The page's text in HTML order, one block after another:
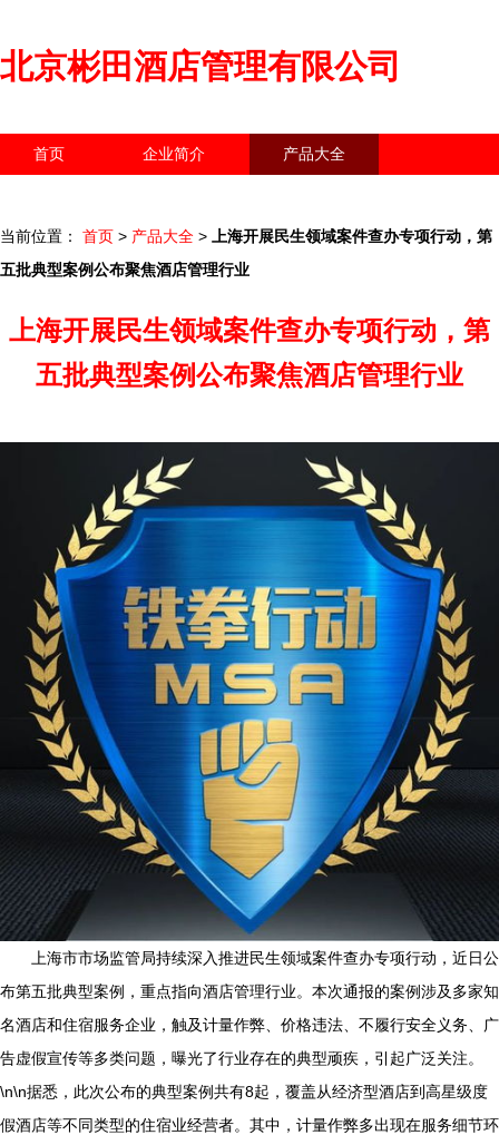
北京彬田酒店管理有限公司
首页 企业简介 产品大全
当前位置： 首页 > 产品大全 >
上海开展民生领域案件查办专项行动，第
五批典型案例公布聚焦酒店管理行业
上海开展民生领域案件查办专项行动，第
五批典型案例公布聚焦酒店管理行业
上海市市场监管局持续深入推进民生领域案件查办专项行动，近日公
布第五批典型案例，重点指向酒店管理行业。本次通报的案例涉及多家知
名酒店和住宿服务企业，触及计量作弊、价格违法、不履行安全义务、广
告虚假宣传等多类问题，曝光了行业存在的典型顽疾，引起广泛关注。
\n\n据悉，此次公布的典型案例共有8起，覆盖从经济型酒店到高星级度
假酒店等不同类型的住宿业经营者。其中，计量作弊多出现在服务细节环